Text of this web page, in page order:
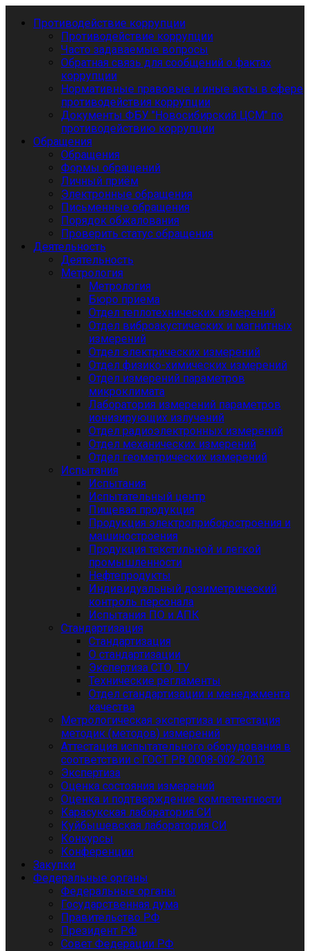
Противодействие коррупции
Противодействие коррупции
Часто задаваемые вопросы
Обратная связь для сообщений о фактах
коррупции
Нормативные правовые и иные акты в сфере
противодействия коррупции
Документы ФБУ "Новосибирский ЦСМ" по
противодействию коррупции
Обращения
Обращения
Формы обращений
Личный приём
Электронные обращения
Письменные обращения
Порядок обжалования
Проверить статус обращения
Деятельность
Деятельность
Метрология
Метрология
Бюро приема
Отдел теплотехнических измерений
Отдел виброакустических и магнитных
измерений
Отдел электрических измерений
Отдел физико-химических измерений
Отдел измерений параметров
микроклимата
Лаборатория измерений параметров
ионизирующих излучений
Отдел радиоэлектронных измерений
Отдел механических измерений
Отдел геометрических измерений
Испытания
Испытания
Испытательный центр
Пищевая продукция
Продукция электроприборостроения и
машиностроения
Продукция текстильной и легкой
промышленности
Нефтепродукты
Индивидуальный дозиметрический
контроль персонала
Испытания ПО и АПК
Стандартизация
Стандартизация
О стандартизации
Экспертиза СТО, ТУ
Технические регламенты
Отдел стандартизации и менеджмента
качества
Метрологическая экспертиза и аттестация
методик (методов) измерений
Аттестация испытательного оборудования в
соответствии с ГОСТ РВ 0008-002-2013
Экспертиза
Оценка состояния измерений
Оценка и подтверждение компетентности
Карасукская лаборатория СИ
Куйбышевская лаборатория СИ
Конкурсы
Конференции
Закупки
Федеральные органы
Федеральные органы
Государственная дума
Правительство РФ
Президент РФ
Совет Федерации РФ